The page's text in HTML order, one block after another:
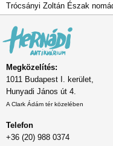
Trócsányi Zoltán Észak
Megközelítés:
1011 Budapest I. kerület,
Hunyadi János út 4.
A Clark Ádám tér közelében
Telefon
+36 (20) 988 0374